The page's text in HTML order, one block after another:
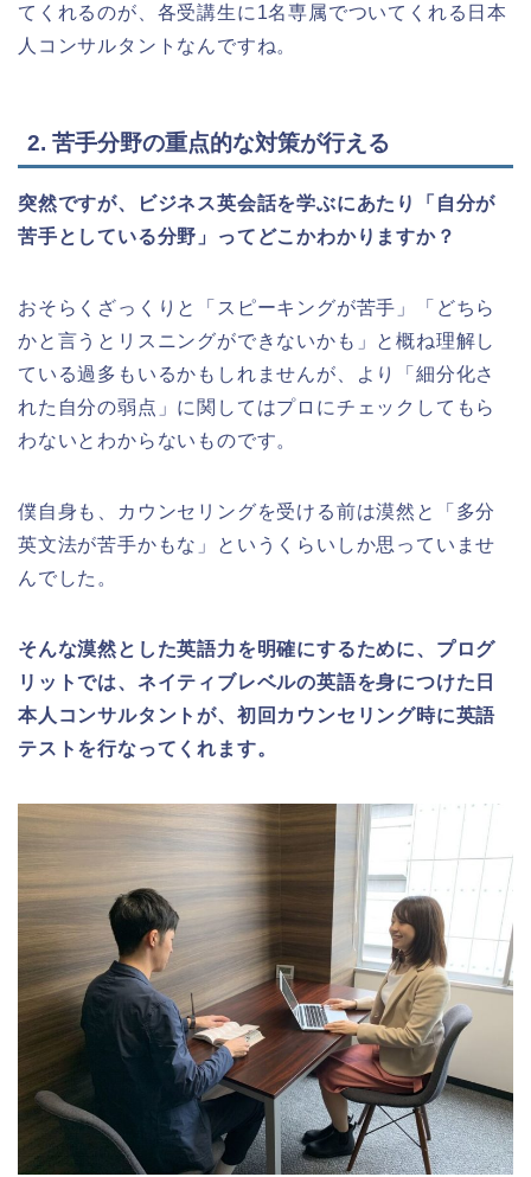
てくれるのが、各受講生に1名専属でついてくれる日本
人コンサルタントなんですね。
2. 苦手分野の重点的な対策が行える
突然ですが、ビジネス英会話を学ぶにあたり「自分が
苦手としている分野」ってどこかわかりますか？
おそらくざっくりと「スピーキングが苦手」「どちら
かと言うとリスニングができないかも」と概ね理解し
ている過多もいるかもしれませんが、より「細分化さ
れた自分の弱点」に関してはプロにチェックしてもら
わないとわからないものです。
僕自身も、カウンセリングを受ける前は漠然と「多分
英文法が苦手かもな」というくらいしか思っていませ
んでした。
そんな漠然とした英語力を明確にするために、プログ
リットでは、ネイティブレベルの英語を身につけた日
本人コンサルタントが、初回カウンセリング時に英語
テストを行なってくれます。